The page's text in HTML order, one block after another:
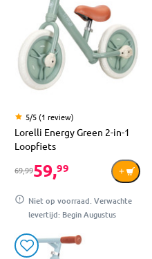
5/5 (1 review)
Lorelli Energy Green 2-in-1
Loopfiets
69,9959,99
Niet op voorraad. Verwachte
levertijd: Begin Augustus